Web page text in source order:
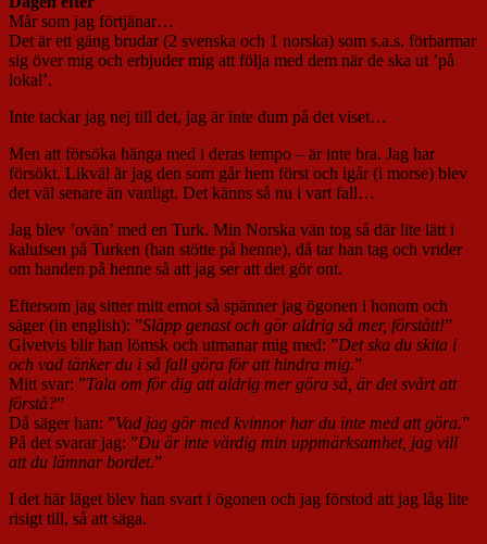
Mår som jag förtjänar…
Det är ett gäng brudar (2 svenska och 1 norska) som s.a.s. förbarmar
sig över mig och erbjuder mig att följa med dem när de ska ut ’på
lokal’.
Inte tackar jag nej till det, jag är inte dum på det viset…
Men att försöka hänga med i deras tempo – är inte bra. Jag har
försökt. Likväl är jag den som går hem först och igår (i morse) blev
det väl senare än vanligt. Det känns så nu i vart fall…
Jag blev ’ovän’ med en Turk. Min Norska vän tog så där lite lätt i
kalufsen på Turken (han stötte på henne), då tar han tag och vrider
om handen på henne så att jag ser att det gör ont.
Eftersom jag sitter mitt emot så spänner jag ögonen i honom och
säger (in english): ”Släpp genast och gör aldrig så mer, förstått!”
Givetvis blir han lömsk och utmanar mig med: ”Det ska du skita i
och vad tänker du i så fall göra för att hindra mig.”
Mitt svar: ”Tala om för dig att aldrig mer göra så, är det svårt att
förstå?”
Då säger han: ”Vad jag gör med kvinnor har du inte med att göra.”
På det svarar jag: ”Du är inte värdig min uppmärksamhet, jag vill
att du lämnar bordet.”
I det här läget blev han svart i ögonen och jag förstod att jag låg lite
risigt till, så att säga.